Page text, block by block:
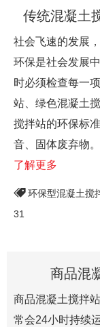
传统混凝土
社会飞速的发展
环保是社会发展
时必须检查每一
站、绿色混凝土
搅拌站的环保标
音、固体废弃物
了解更多
环保型混凝土搅
31
商品混
商品混凝土搅拌
常会24小时持续